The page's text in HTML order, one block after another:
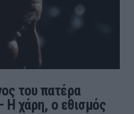
του πατέρα
Η χάρη, ο εθισμός